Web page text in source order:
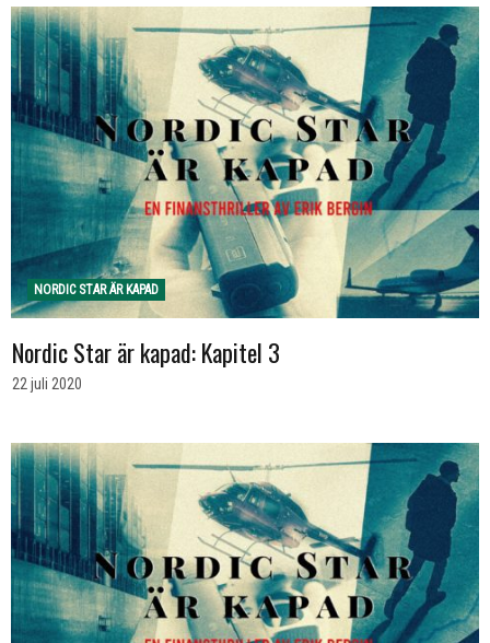
NORDIC STAR ÄR KAPAD
Nordic Star är kapad: Kapitel 3
22 juli 2020